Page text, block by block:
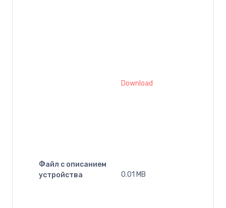
Файл с описанием
устройства
Download
0.01 MB